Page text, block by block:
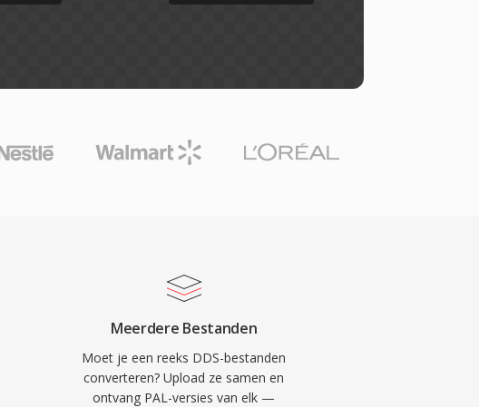
Meerdere Bestanden
Moet je een reeks DDS-bestanden
converteren? Upload ze samen en
ontvang PAL-versies van elk —